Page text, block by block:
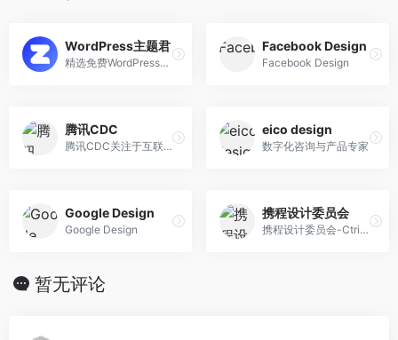
WordPress主题君
精选免费WordPress主题模板下载
Facebook Design
Facebook Design
腾讯CDC
腾讯CDC关注于互联网视觉设计、交互设计、用户研究、前端开发。
eico design
数字化咨询与产品专家
Google Design
Google Design
携程设计委员会
携程设计委员会-Ctrip Design Committee
暂无评论